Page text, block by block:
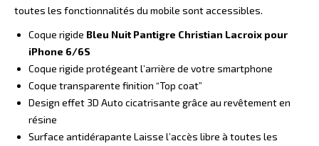
toutes les fonctionnalités du mobile sont accessibles.
Coque rigide Bleu Nuit Pantigre Christian Lacroix pour
iPhone 6/6S
Coque rigide protégeant l’arrière de votre smartphone
Coque transparente finition “Top coat”
Design effet 3D Auto cicatrisante grâce au revêtement en
résine
Surface antidérapante Laisse l’accès libre à toutes les